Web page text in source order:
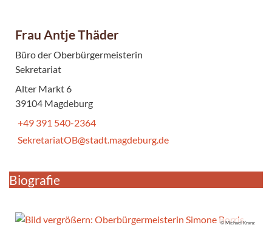
Frau Antje Thäder
Büro der Oberbürgermeisterin
Sekretariat
Alter Markt 6
39104 Magdeburg
+49 391 540-2364
SekretariatOB@stadt.magdeburg.de
Biografie
© Michael Kranz